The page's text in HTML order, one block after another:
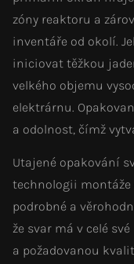
zóny reaktoru a
inventáře od okolí.
iniciovat těžkou
velkého objemu
elektrárnu.
a odolnost, čímž
Utajené opakování
technologii
podrobné a
že svar má v celé
a požadovanou